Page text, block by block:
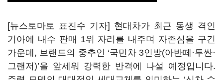
[뉴스토마토 표진수 기자] 현대차가 최근 동생 격인
기아에 내수 판매 1위 자리를 내주며 자존심을 구긴
가운데, 브랜드의 중추인 ‘국민차 3인방(아반떼·투싼·
그랜저)’을 앞세워 강력한 반격에 나설 예정입니다.